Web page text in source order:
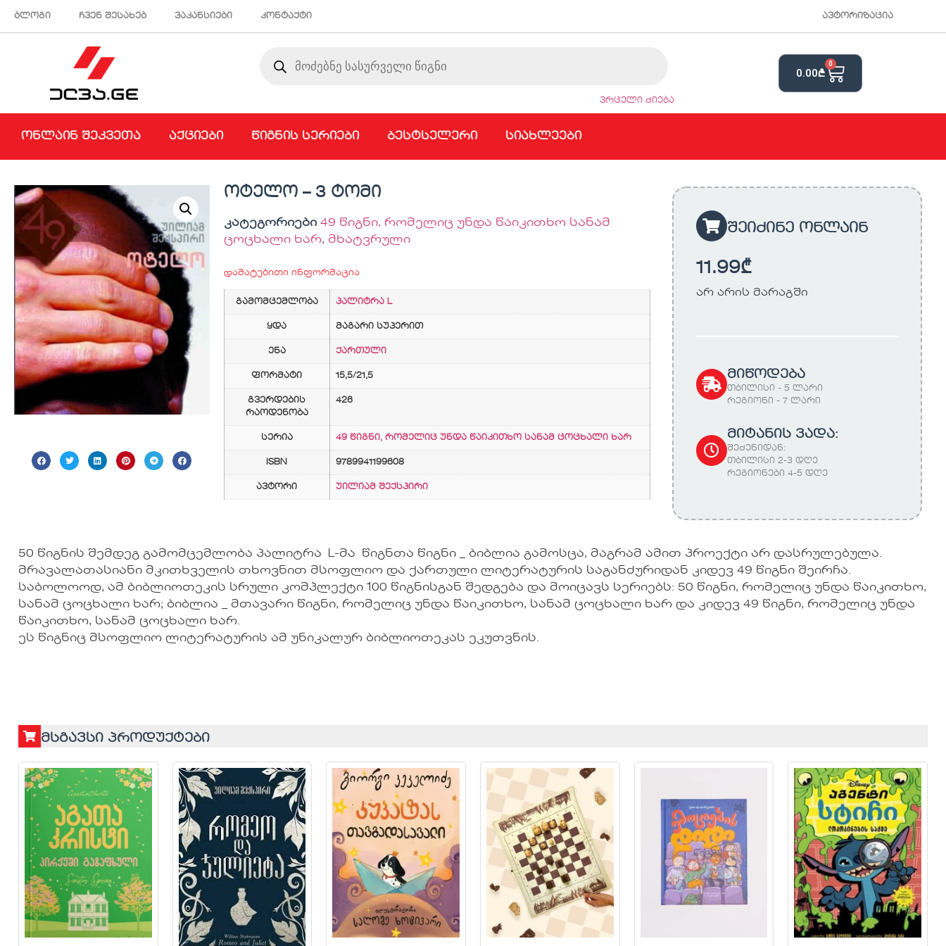
ბლოგი ჩვენ შესახებ ვაკანსიები კონტაქტი ავტორიზაცია
ვრცელი ძიება
0.00₾
0
ონლაინ შეკვეთა აქციები წიგნის სერიები ბესტსელერი სიახლეები
ოტელო – 3 ტომი
კატეგორიები 49 წიგნი, რომელიც უნდა წაიკითხო სანამ
ცოცხალი ხარ, მხატვრული
დამატებითი ინფორმაცია
გამომცემლობა პალიტრა L
ყდა მაგარი სუპერით
ენა ქართული
ფორმატი 15,5/21,5
გვერდების
რაოდენობა
426
სერია 49 წიგნი, რომელიც უნდა წაიკითხო სანამ ცოცხალი ხარ
ISBN 9789941199608
ავტორი უილიამ შექსპირი
შეიძინე ონლაინ
11.99₾
არ არის მარაგში
მიწოდება
თბილისი - 5 ლარი
რეგიონი - 7 ლარი
მიტანის ვადა:
შეძენიდან:
თბილისი 2-3 დღე
რეგიონები 4-5 დღე
50 წიგნის შემდეგ გამომცემლობა პალიტრა L-მა წიგნთა წიგნი _ ბიბლია გამოსცა, მაგრამ ამით პროექტი არ დასრულებულა.
მრავალათასიანი მკითხველის თხოვნით მსოფლიო და ქართული ლიტერატურის საგანძურიდან კიდევ 49 წიგნი შეირჩა.
საბოლოოდ, ამ ბიბლიოთეკის სრული კომპლექტი 100 წიგნისგან შედგება და მოიცავს სერიებს: 50 წიგნი, რომელიც უნდა წაიკითხო,
სანამ ცოცხალი ხარ; ბიბლია _ მთავარი წიგნი, რომელიც უნდა წაიკითხო, სანამ ცოცხალი ხარ და კიდევ 49 წიგნი, რომელიც უნდა
წაიკითხო, სანამ ცოცხალი ხარ.
ეს წიგნიც მსოფლიო ლიტერატურის ამ უნიკალურ ბიბლიოთეკას ეკუთვნის.
მსგავსი პროდუქტები